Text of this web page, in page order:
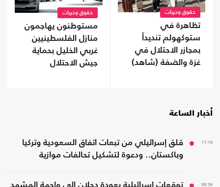
حقوق وحريات
تظاهرة في
ستوكهولم تنديداً
بمجازر الاحتلال في
غزة والضفة (شاهد)
حقوق وحريات
مستوطنون يهاجمون
منازل الفلسطينيين
غربي الخليل بحماية
جيش الاحتلال
أخبار الساعة
11:19
قلق إسرائيلي من تبعات اتفاق السعودية وتركيا
وباكستان.. ودعوة لتشكيل تحالفات موازية
09:39 توقعات إسرائيلية بعودة دحلان إلى واجهة المشهد